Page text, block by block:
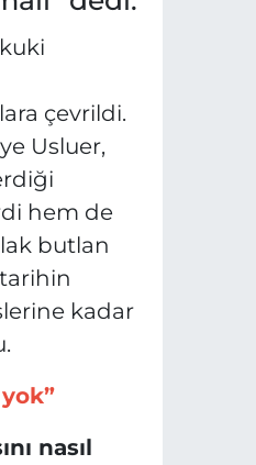
çevrildi.
Usluer,
hem de
butlan
kadar
nasıl